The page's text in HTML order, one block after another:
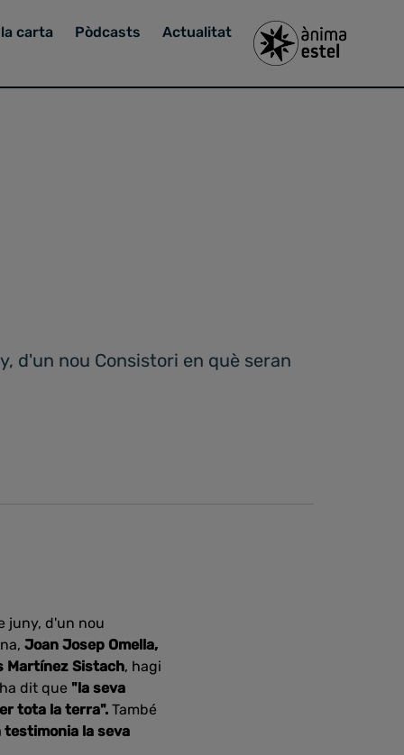
carta Pòdcasts Actualitat
d'un nou Consistori en què seran
juny, d'un nou
Joan Josep Omella,
Martínez Sistach, hagi
ha dit que "la seva
tota la terra". També
testimonia la seva